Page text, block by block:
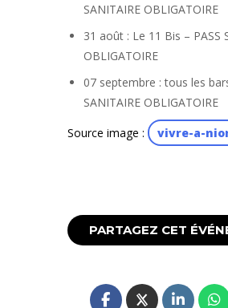
SANITAIRE OBLIGATOIRE
31 août : Le 11 Bis – PASS
OBLIGATOIRE
07 septembre : tous les
SANITAIRE OBLIGATOIRE
Source image : vivre-a-
PARTAGEZ CET